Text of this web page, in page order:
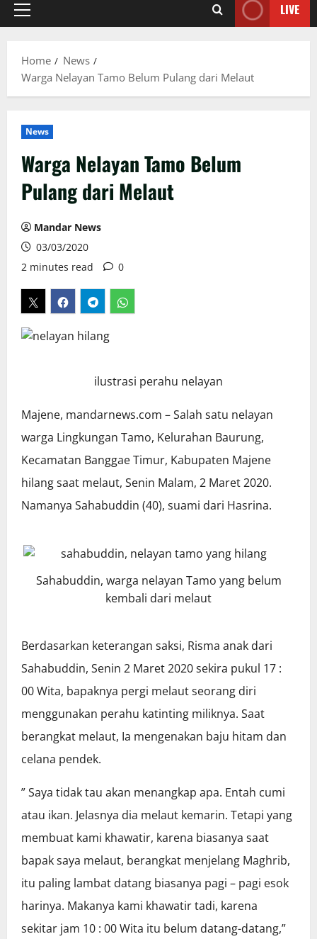
Primary
LIVE
Home
News
Warga Nelayan Tamo Belum Pulang dari Melaut
News
Warga Nelayan Tamo Belum
Pulang dari Melaut
Mandar News
03/03/2020
2 minutes read
0
ilustrasi perahu nelayan
Majene, mandarnews.com – Salah satu nelayan
warga Lingkungan Tamo, Kelurahan Baurung,
Kecamatan Banggae Timur, Kabupaten Majene
hilang saat melaut, Senin Malam, 2 Maret 2020.
Namanya Sahabuddin (40), suami dari Hasrina.
Sahabuddin, warga nelayan Tamo yang belum
kembali dari melaut
Berdasarkan keterangan saksi, Risma anak dari
Sahabuddin, Senin 2 Maret 2020 sekira pukul 17 :
00 Wita, bapaknya pergi melaut seorang diri
menggunakan perahu katinting miliknya. Saat
berangkat melaut, Ia mengenakan baju hitam dan
celana pendek.
” Saya tidak tau akan menangkap apa. Entah cumi
atau ikan. Jelasnya dia melaut kemarin. Tetapi yang
membuat kami khawatir, karena biasanya saat
bapak saya melaut, berangkat menjelang Maghrib,
itu paling lambat datang biasanya pagi – pagi esok
harinya. Makanya kami khawatir tadi, karena
sekitar jam 10 : 00 Wita itu belum datang-datang,”